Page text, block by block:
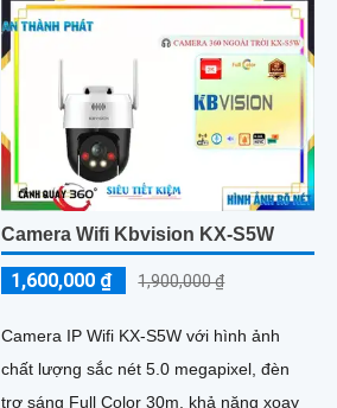
này cho phép bạn xem hình ảnh rõ nét
và chi tiết
Camera Wifi Kbvision KX-S5W
1,600,000 ₫ 1,900,000 ₫
Camera IP Wifi KX-S5W với hình ảnh
chất lượng sắc nét 5.0 megapixel, đèn
trợ sáng Full Color 30m, khả năng xoay